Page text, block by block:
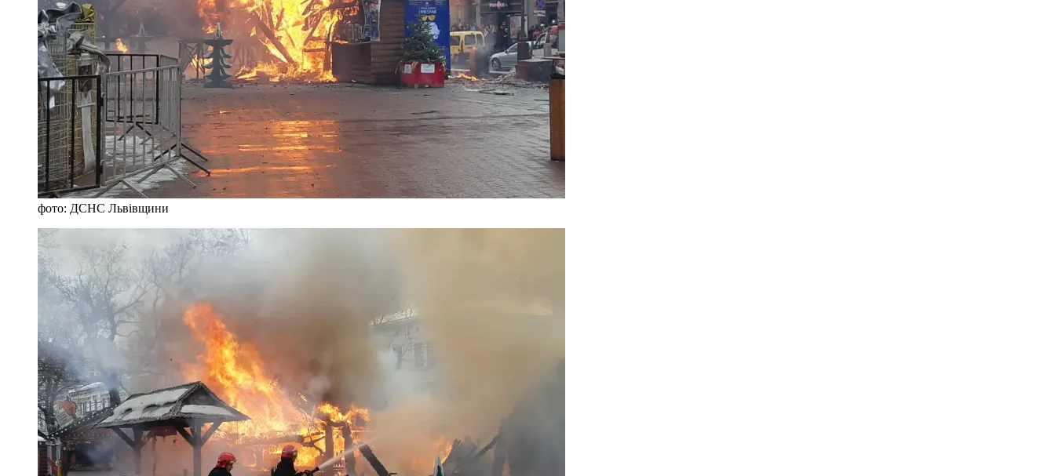
фото: ДСНС Львівщини